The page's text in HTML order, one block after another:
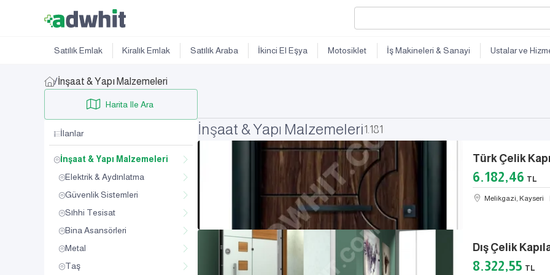
Satılık Emlak Kiralık Emlak Satılık Araba İkinci El Eşya Motosiklet İş Makineleri & Sanayi Ustalar ve
/İnşaat & Yapı Malzemeleri
Harita Ile Ara
İlanlar
İnşaat & Yapı Malzemeleri
Elektrik & Aydınlatma
Güvenlik Sistemleri
Sıhhi Tesisat
Bina Asansörleri
Metal
Taş
İnşaat & Yapı Malzemeleri1.181
Türk Çelik
6.182,46 TL
Melikgazi, Kayseri
Dış Çelik
8.322,55 TL